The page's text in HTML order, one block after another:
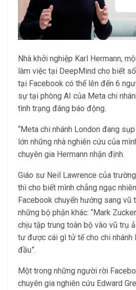
Nhà khởi nghiệp Karl Hermann,
làm việc tại DeepMind cho biết
tại Facebook có thể lên đến 6
sự tại phòng AI của Meta chi
tình trạng đáng báo động.
“Meta chi nhánh London đang
lớn những nhà nghiên cứu của
chuyên gia Hermann nhận định.
Giáo sư Neil Lawrence của
thì cho biết mình chẳng ngạc
Facebook chuyển hướng sang vũ
những bộ phận khác: “Mark
chịu tập trung toàn bộ vào vũ trụ
tư được cái gì tử tế cho chi nhánh
đầu”.
Một trong những người rời
chuyên gia nghiên cứu Edward